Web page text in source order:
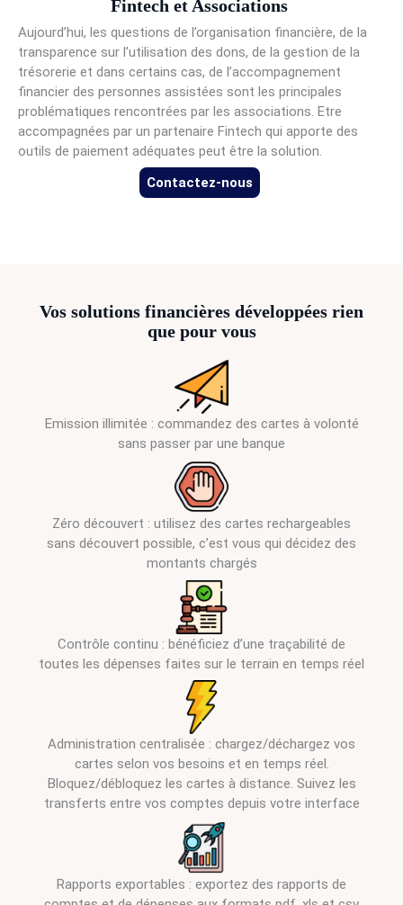
Fintech et Associations
Aujourd’hui, les questions de l’organisation financière, de la
transparence sur l’utilisation des dons, de la gestion de la
trésorerie et dans certains cas, de l’accompagnement
financier des personnes assistées sont les principales
problématiques rencontrées par les associations. Etre
accompagnées par un partenaire Fintech qui apporte des
outils de paiement adéquates peut être la solution.
Contactez-nous
Vos solutions financières développées rien
que pour vous
Emission illimitée : commandez des cartes à volonté
sans passer par une banque
Zéro découvert : utilisez des cartes rechargeables
sans découvert possible, c’est vous qui décidez des
montants chargés
Contrôle continu : bénéficiez d’une traçabilité de
toutes les dépenses faites sur le terrain en temps réel
Administration centralisée : chargez/déchargez vos
cartes selon vos besoins et en temps réel.
Bloquez/débloquez les cartes à distance. Suivez les
transferts entre vos comptes depuis votre interface
Rapports exportables : exportez des rapports de